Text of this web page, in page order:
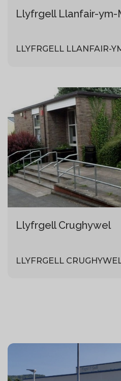
Llyfrgell Llanfair-ym-
LLYFRGELL LLANFAIR-
Llyfrgell Crughywel
LLYFRGELL